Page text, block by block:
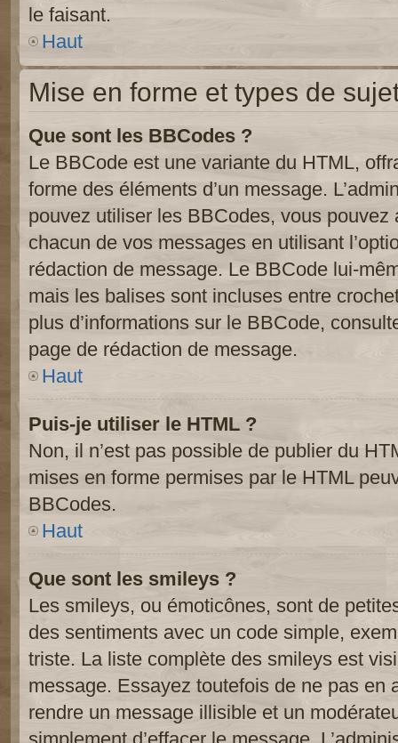
le faisant.
Haut
Mise en forme et types de
Que sont les BBCodes ?
Le BBCode est une variante du HTML,
forme des éléments d’un message.
pouvez utiliser les BBCodes, vous
chacun de vos messages en utilisant
rédaction de message. Le BBCode lui-
mais les balises sont incluses entre
plus d’informations sur le BBCode,
page de rédaction de message.
Haut
Puis-je utiliser le HTML ?
Non, il n’est pas possible de publier du
mises en forme permises par le HTML
BBCodes.
Haut
Que sont les smileys ?
Les smileys, ou émoticônes, sont de
des sentiments avec un code simple,
triste. La liste complète des smileys est
message. Essayez toutefois de ne pas en
rendre un message illisible et un